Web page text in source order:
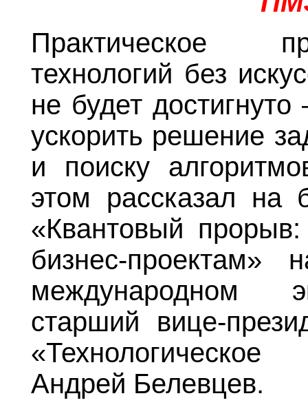
Практическое
технологий без
не будет
ускорить решение
и поиску
этом рассказал на
«Квантовый
бизнес-
международном
старший вице-
Андрей Белевцев.